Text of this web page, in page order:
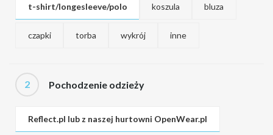
t-shirt/longesleeve/polo koszula bluza
czapki torba wykrój inne
2 Pochodzenie odzieży
Reflect.pl lub z naszej hurtowni OpenWear.pl